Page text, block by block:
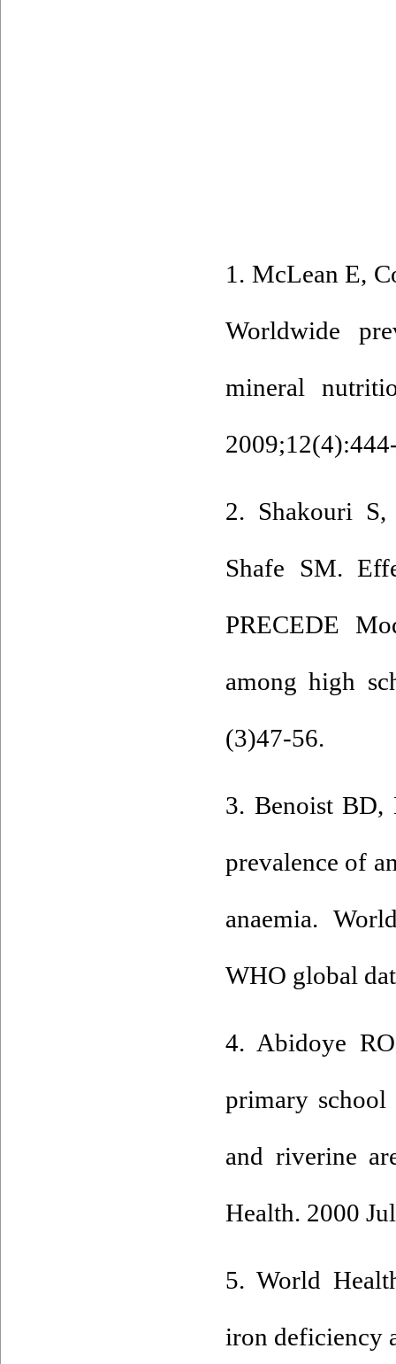
1. McLean E,
Worldwide
mineral
2. Shakouri S,
Shafe SM.
PRECEDE
among high
(3)47-56.
3. Benoist
prevalence of
anaemia.
WHO global
4. Abidoye
primary school
and riverine
Health. 2000
5. World
iron deficiency